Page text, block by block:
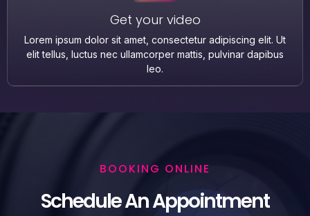
Get your video
Lorem ipsum dolor sit amet, consectetur adipiscing elit. Ut
elit tellus, luctus nec ullamcorper mattis, pulvinar dapibus
leo.
BOOKING ONLINE
Schedule An Appointment